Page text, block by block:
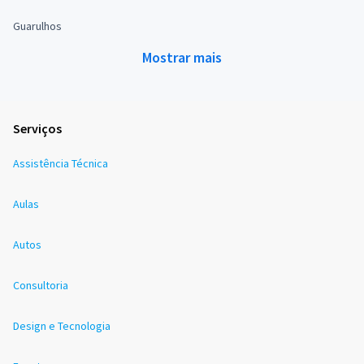
Guarulhos
Mostrar mais
Serviços
Assistência Técnica
Aulas
Autos
Consultoria
Design e Tecnologia